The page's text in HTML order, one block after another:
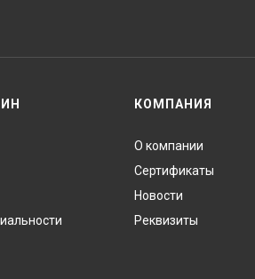
КОМПАНИЯ
О компании
Сертификаты
Новости
Реквизиты